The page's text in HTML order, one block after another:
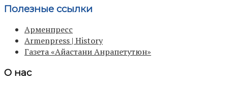
Полезные ссылки
Арменпресс
Armenpress | History
Газета «Айастани Анрапетутюн»
О нас